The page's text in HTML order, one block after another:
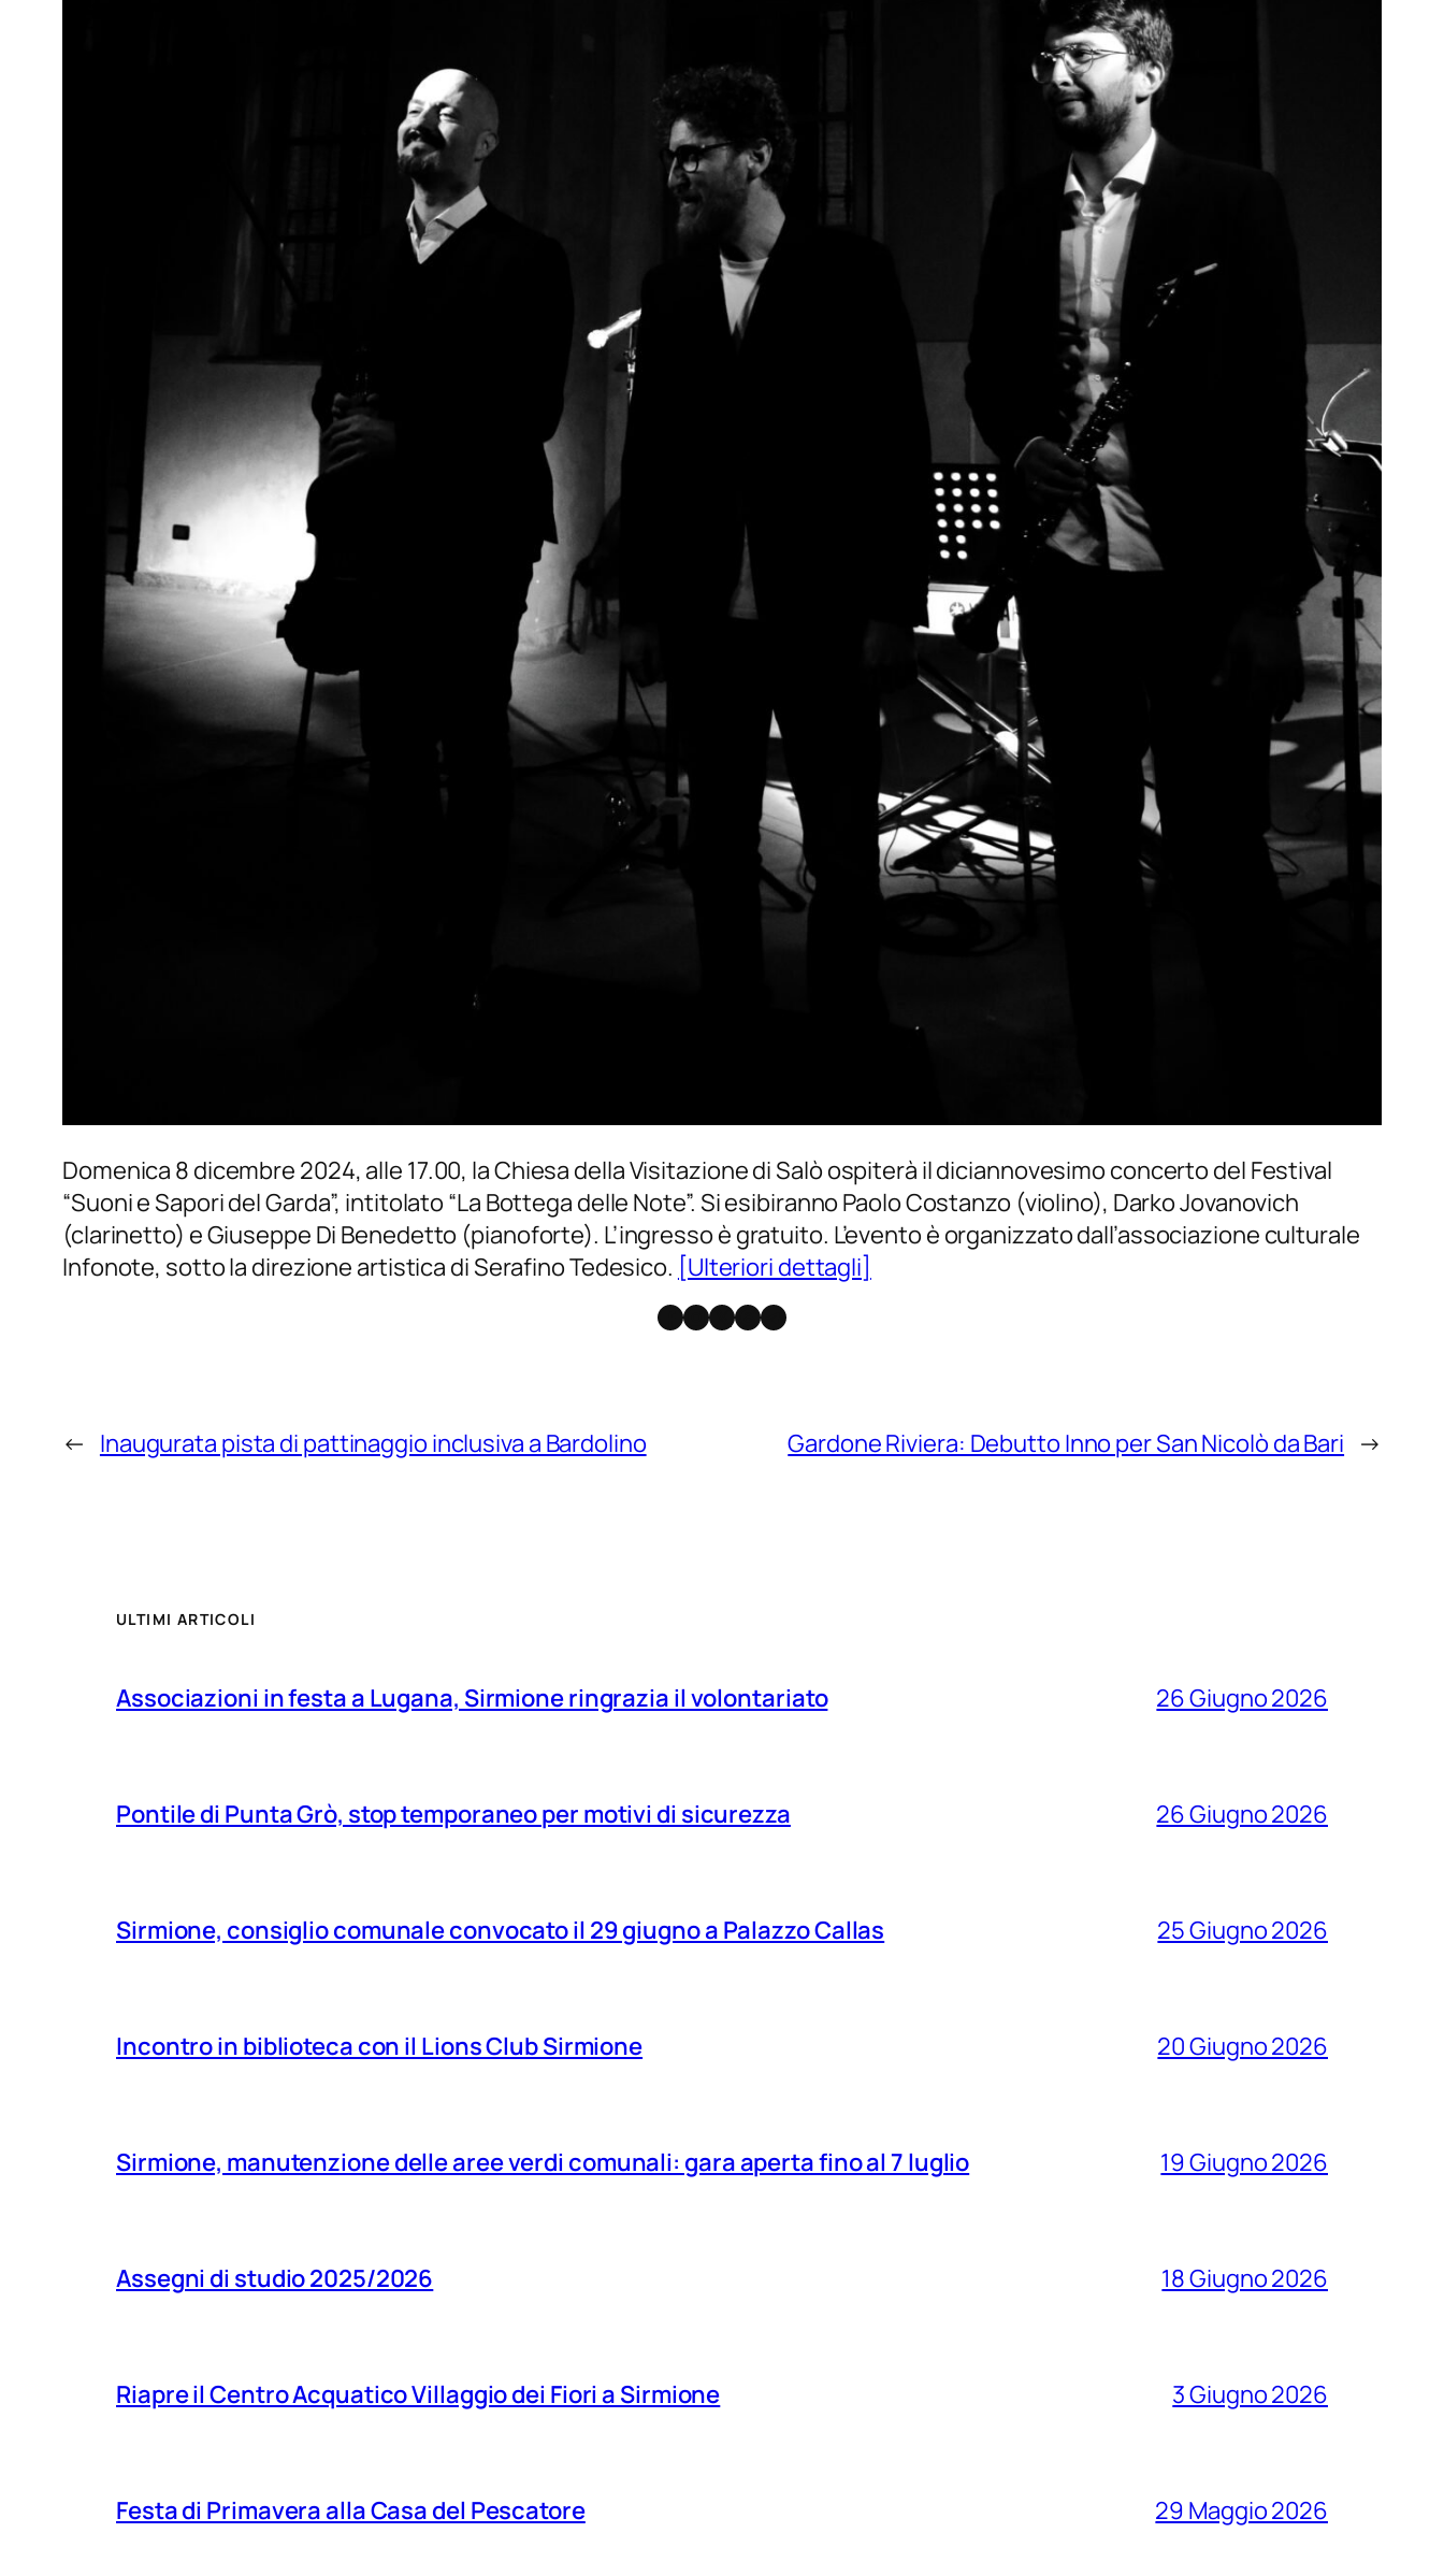
Domenica 8 dicembre 2024, alle 17.00, la Chiesa della Visitazione di Salò ospiterà il diciannovesimo concerto del Festival
“Suoni e Sapori del Garda”, intitolato “La Bottega delle Note”. Si esibiranno Paolo Costanzo (violino), Darko Jovanovich
(clarinetto) e Giuseppe Di Benedetto (pianoforte). L’ingresso è gratuito. L’evento è organizzato dall’associazione culturale
Infonote, sotto la direzione artistica di Serafino Tedesico. [Ulteriori dettagli]
Facebook
Instagram
X Threads
Telegram
← Inaugurata pista di pattinaggio inclusiva a Bardolino Gardone Riviera: Debutto Inno per San Nicolò da Bari →
ULTIMI ARTICOLI
Associazioni in festa a Lugana, Sirmione ringrazia il volontariato 26 Giugno 2026
Pontile di Punta Grò, stop temporaneo per motivi di sicurezza 26 Giugno 2026
Sirmione, consiglio comunale convocato il 29 giugno a Palazzo Callas 25 Giugno 2026
Incontro in biblioteca con il Lions Club Sirmione 20 Giugno 2026
Sirmione, manutenzione delle aree verdi comunali: gara aperta fino al 7 luglio 19 Giugno 2026
Assegni di studio 2025/2026 18 Giugno 2026
Riapre il Centro Acquatico Villaggio dei Fiori a Sirmione 3 Giugno 2026
Festa di Primavera alla Casa del Pescatore 29 Maggio 2026